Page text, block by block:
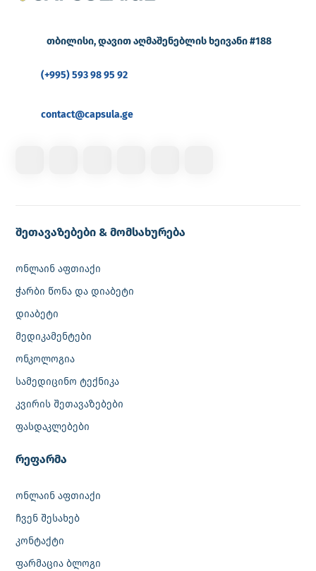
თბილისი, დავით აღმაშენებლის ხეივანი #188
(+995) 593 98 95 92
contact@capsula.ge
შეთავაზებები & მომსახურება
ონლაინ აფთიაქი
ჭარბი წონა და დიაბეტი
დიაბეტი
მედიკამენტები
ონკოლოგია
სამედიცინო ტექნიკა
კვირის შეთავაზებები
ფასდაკლებები
რეფარმა
ონლაინ აფთიაქი
ჩვენ შესახებ
კონტაქტი
ფარმაცია ბლოგი